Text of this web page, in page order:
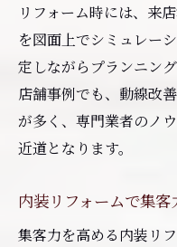
店舗内装計画に不
リフォーム前
近隣対策を
て方
リフォーム中
店舗内装変更
リフォーム予
リフォーム時には、来
を図面上でシミュレー
定しながらプランニン
店舗事例でも、動線改
が多く、専門業者のノ
近道となります。
内装リフォームで集
集客力を高める内装リ